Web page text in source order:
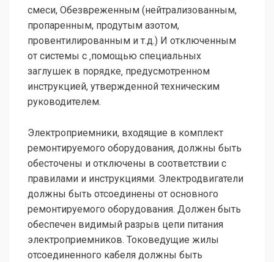
смеси, Обезвреженным (нейтрализованным,
пропаренным, продутым азотом,
провентилированным и т.д.) И отключенным
от системы с ‚помощью специальных
заглушек в порядке‚ предусмотренном
инструкцией, утвержденной техническим
руководителем.
Электроприемники, входящие в комплект
ремонтируемого оборудования, должны быть
обесточены и отключены в соответствии с
правилами и инструкциями. Электродвигатели
должны быть отсоединены от основного
ремонтируемого оборудования. Должен быть
обеспечен видимый разрыв цепи питания
электроприемников. Токоведущие жилы
отсоединенного кабеля должны быть